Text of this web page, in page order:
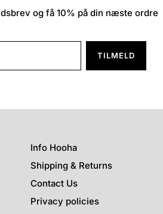
og få 10% på din næste ordre
TILMELD
Info Hooha
Shipping & Returns
Contact Us
Privacy policies